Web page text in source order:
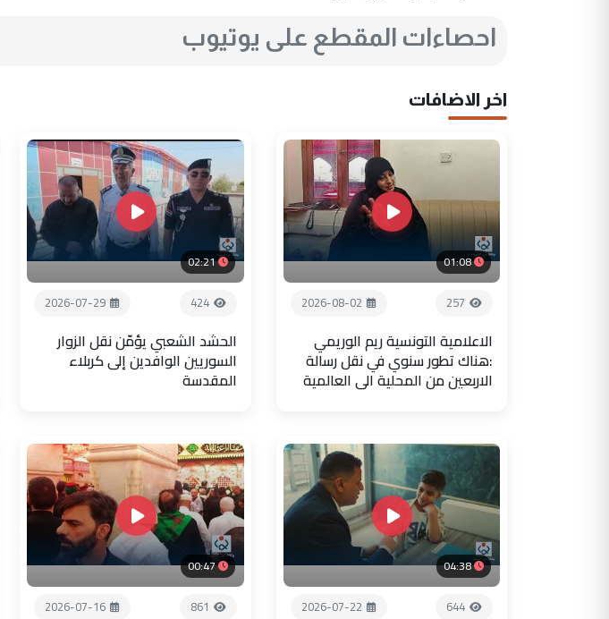
احصاءات المقطع على يوتيوب
اخر الاضافات
01:08
257
2026-08-02
الاعلامية التونسية ريم الوريمي
:هناك تطور سنوي في نقل رسالة
الاربعين من المحلية الى العالمية
02:21
424
2026-07-29
الحشد الشعبي يؤمّن نقل الزوار
السوريين الوافدين إلى كربلاء
المقدسة
04:38
644
2026-07-22
00:47
861
2026-07-16